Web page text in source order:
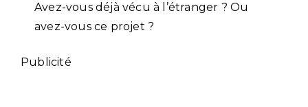
Avez-vous déjà vécu à l’étranger ? Ou
avez-vous ce projet ?
Publicité